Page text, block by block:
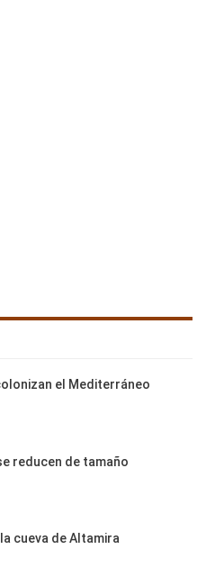
el Mediterráneo
reducen de tamaño
cueva de Altamira